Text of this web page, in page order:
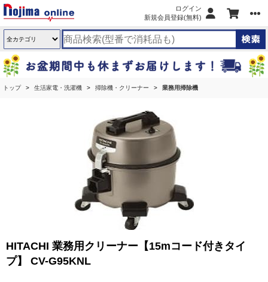
ログイン
新規会員登録(無料)
トップ 生活家電・洗濯機 掃除機・クリーナー 業務用掃除機
HITACHI 業務用クリーナー【15mコード付きタイ
プ】 CV-G95KNL